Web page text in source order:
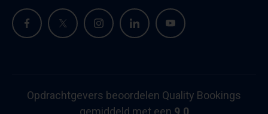
Opdrachtgevers beoordelen Quality Bookings